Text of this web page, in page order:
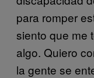
para romper
siento que me
algo. Quiero
la gente se